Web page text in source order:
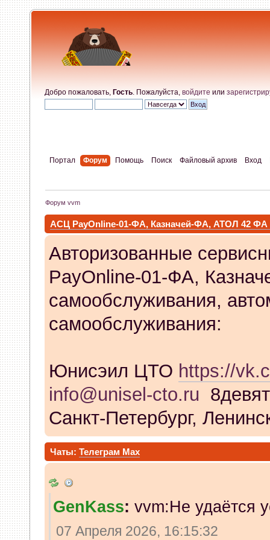
Добро пожаловать, Гость . Пожалуйста, войдите или
Портал Форум Помощь Поиск Файловый архив Вход
Форум vvm
АСЦ PayOnline-01-ФА, Казначей-ФА, АТОЛ 42 ФА
Авторизованные
PayOnline-01-ФА,
самообслуживания,
самообслуживания:
Юнисэил ЦТО https://
info@unisel-cto.ru
Санкт-Петербург,
Чаты:Телеграм Max
GenKass: vvm:Не удаётся
07 Апреля 2026, 16:15:32